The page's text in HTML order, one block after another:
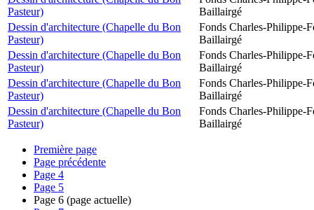
Pasteur)
Baillairgé
Dessin d'architecture (Chapelle du Bon
Pasteur)
Fonds Charles-Philippe-
Baillairgé
Dessin d'architecture (Chapelle du Bon
Pasteur)
Fonds Charles-Philippe-
Baillairgé
Dessin d'architecture (Chapelle du Bon
Pasteur)
Fonds Charles-Philippe-
Baillairgé
Dessin d'architecture (Chapelle du Bon
Pasteur)
Fonds Charles-Philippe-
Baillairgé
Première page
Page précédente
Page 4
Page 5
Page 6 (page actuelle)